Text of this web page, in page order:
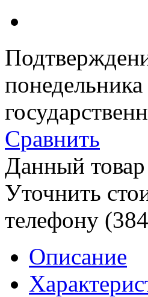
Сравнить
Данный товар
Уточнить
телефону
Описание